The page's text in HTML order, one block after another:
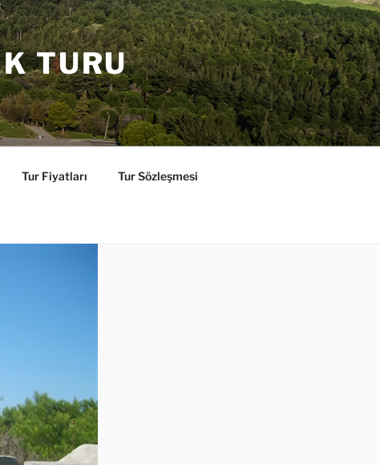
TURU
Tur Fiyatları Tur Sözleşmesi